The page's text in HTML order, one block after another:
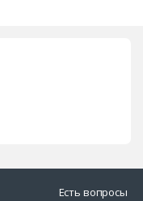
Есть вопросы